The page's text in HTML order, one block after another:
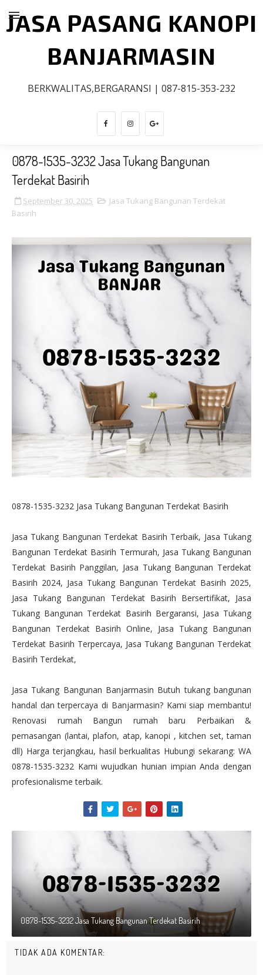
JASA PASANG KANOPI
BANJARMASIN
BERKWALITAS,BERGARANSI | 087-815-353-232
0878-1535-3232 Jasa Tukang Bangunan
Terdekat Basirih
September 30, 2025
Jasa Tukang Bangunan Terdekat
Basirih
0878-1535-3232 Jasa Tukang Bangunan Terdekat Basirih
Jasa Tukang Bangunan Terdekat Basirih Terbaik, Jasa Tukang
Bangunan Terdekat Basirih Termurah, Jasa Tukang Bangunan
Terdekat Basirih Panggilan, Jasa Tukang Bangunan Terdekat
Basirih 2024, Jasa Tukang Bangunan Terdekat Basirih 2025,
Jasa Tukang Bangunan Terdekat Basirih Bersertifikat, Jasa
Tukang Bangunan Terdekat Basirih Bergaransi, Jasa Tukang
Bangunan Terdekat Basirih Online, Jasa Tukang Bangunan
Terdekat Basirih Terpercaya, Jasa Tukang Bangunan Terdekat
Basirih Terdekat,
Jasa Tukang Bangunan Banjarmasin Butuh tukang bangunan
handal dan terpercaya di Banjarmasin? Kami siap membantu!
Renovasi rumah Bangun rumah baru Perbaikan &
pemasangan (lantai, plafon, atap, kanopi , kitchen set, taman
dll) Harga terjangkau, hasil berkualitas Hubungi sekarang: WA
0878-1535-3232 Kami wujudkan hunian impian Anda dengan
profesionalisme terbaik.
0878-1535-3232 Jasa Tukang Bangunan Terdekat Basirih
TIDAK ADA KOMENTAR: